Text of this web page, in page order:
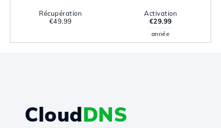
Récupération
€49.99
Activation
€29.99
année
CloudDNS